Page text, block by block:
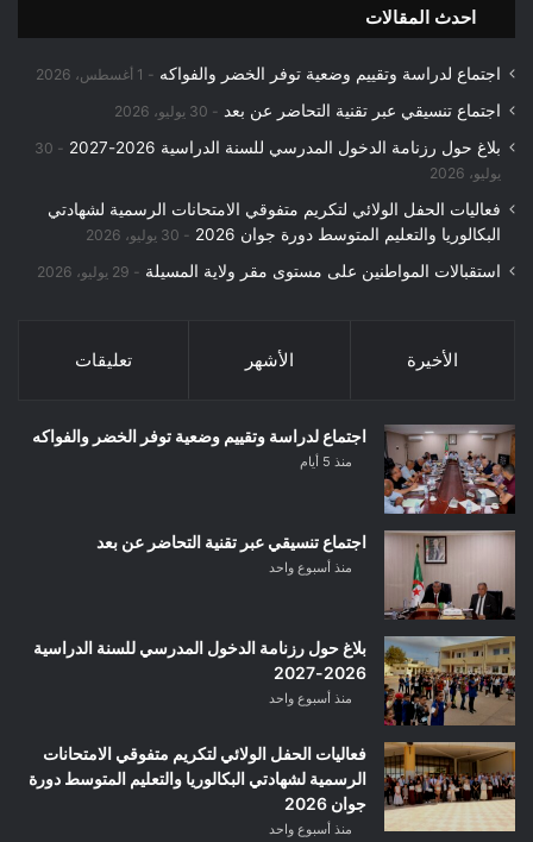
احدث المقالات
اجتماع لدراسة وتقييم وضعية توفر الخضر والفواكه 1 أغسطس، 2026
اجتماع تنسيقي عبر تقنية التحاضر عن بعد 30 يوليو، 2026
بلاغ حول رزنامة الدخول المدرسي للسنة الدراسية 2026-2027
30
يوليو، 2026
فعاليات الحفل الولائي لتكريم متفوقي الامتحانات الرسمية لشهادتي
البكالوريا والتعليم المتوسط دورة جوان 2026
30 يوليو، 2026
استقبالات المواطنين على مستوى مقر ولاية المسيلة 29 يوليو، 2026
الأخيرة الأشهر تعليقات
اجتماع لدراسة وتقييم وضعية توفر الخضر والفواكه
منذ 5 أيام
اجتماع تنسيقي عبر تقنية التحاضر عن بعد
منذ أسبوع واحد
بلاغ حول رزنامة الدخول المدرسي للسنة الدراسية
2026-2027
منذ أسبوع واحد
فعاليات الحفل الولائي لتكريم متفوقي الامتحانات
الرسمية لشهادتي البكالوريا والتعليم المتوسط دورة
جوان 2026
منذ أسبوع واحد